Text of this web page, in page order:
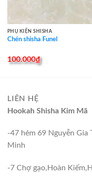
PHỤ KIỆN SHISHA
Chén shisha Funel
100.000₫
LIÊN HỆ
Hookah Shisha Kim Mã
-47 hẻm 69 Nguyễn Gia
Minh
-7 Chợ gạo,Hoàn